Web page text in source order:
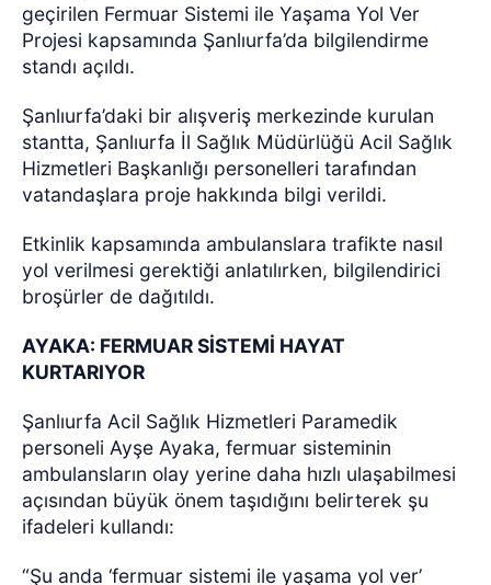
geçirilen Fermuar Sistemi ile Yaşama Yol Ver
Projesi kapsamında Şanlıurfa’da bilgilendirme
standı açıldı.
Şanlıurfa’daki bir alışveriş merkezinde kurulan
stantta, Şanlıurfa İl Sağlık Müdürlüğü Acil Sağlık
Hizmetleri Başkanlığı personelleri tarafından
vatandaşlara proje hakkında bilgi verildi.
Etkinlik kapsamında ambulanslara trafikte nasıl
yol verilmesi gerektiği anlatılırken, bilgilendirici
broşürler de dağıtıldı.
AYAKA: FERMUAR SİSTEMİ HAYAT
KURTARIYOR
Şanlıurfa Acil Sağlık Hizmetleri Paramedik
personeli Ayşe Ayaka, fermuar sisteminin
ambulansların olay yerine daha hızlı ulaşabilmesi
açısından büyük önem taşıdığını belirterek şu
ifadeleri kullandı:
“Şu anda ‘fermuar sistemi ile yaşama yol ver’